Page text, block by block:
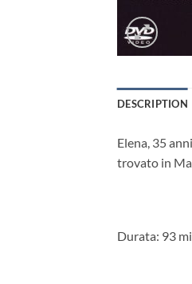
DESCRIPTION
Elena, 35
trovato in
Durata: 93